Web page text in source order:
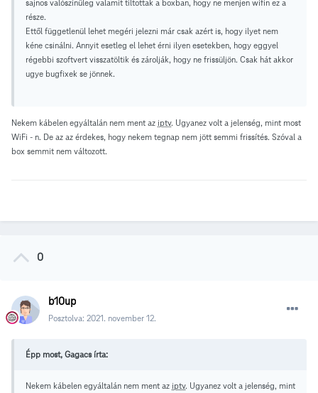
sajnos valószínűleg valamit tiltottak a boxban, hogy ne menjen wifin ez a
része.
Ettől függetlenül lehet megéri jelezni már csak azért is, hogy ilyet nem
kéne csinálni. Annyit esetleg el lehet érni ilyen esetekben, hogy eggyel
régebbi szoftvert visszatöltik és zárolják, hogy ne frissüljön. Csak hát akkor
ugye bugfixek se jönnek.
Nekem kábelen egyáltalán nem ment az iptv. Ugyanez volt a jelenség, mint most
WiFi - n. De az az érdekes, hogy nekem tegnap nem jött semmi frissítés. Szóval a
box semmit nem változott.
0
b10up
Posztolva: 2021. november 12.
Épp most, Gagacs írta:
Nekem kábelen egyáltalán nem ment az iptv. Ugyanez volt a jelenség, mint